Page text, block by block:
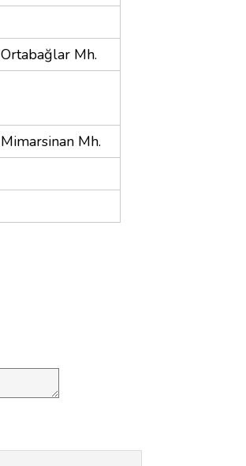
Ortabağlar Mh.
Mimarsinan Mh.